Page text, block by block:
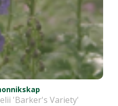
'Barker's Variety'